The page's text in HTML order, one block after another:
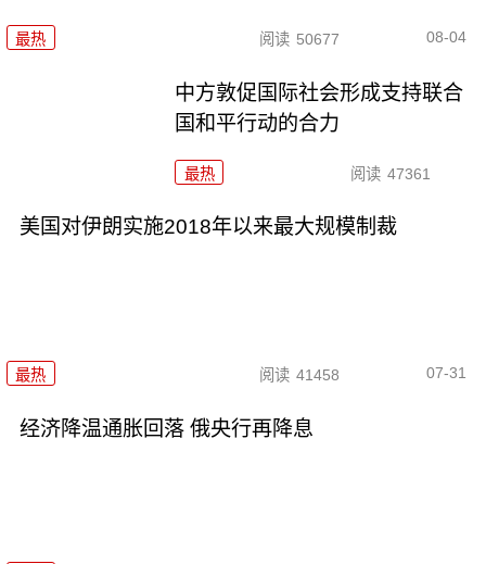
最热 阅读 50677 08-04
中方敦促国际社会形成支持联合
国和平行动的合力
最热 阅读 47361
美国对伊朗实施2018年以来最大规模制裁
最热 阅读 41458 07-31
经济降温通胀回落 俄央行再降息